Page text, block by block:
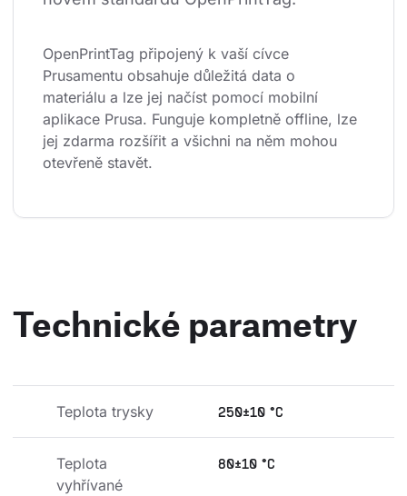
OpenPrintTag připojený k vaší cívce
Prusamentu obsahuje důležitá data o
materiálu a lze jej načíst pomocí mobilní
aplikace Prusa. Funguje kompletně offline, lze
jej zdarma rozšířit a všichni na něm mohou
otevřeně stavět.
Technické parametry
Teplota trysky 250±10 °C
Teplota
vyhřívané
80±10 °C